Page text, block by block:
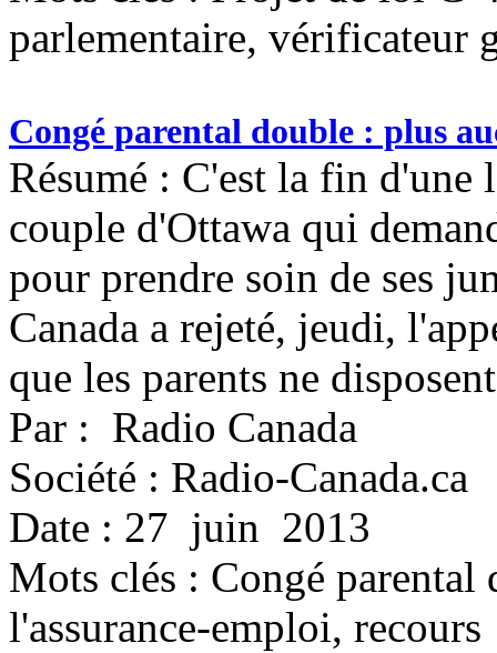
parlementaire, vérificateur
Congé parental double : plus
Résumé : C'est la fin
couple d'Ottawa qui
pour prendre soin de ses
Canada a rejeté, jeudi,
que les parents ne
Par : Radio Canada
Société : Radio-Canada.ca
Date : 27 juin 2013
Mots clés : Congé
l'assurance-emploi, recours